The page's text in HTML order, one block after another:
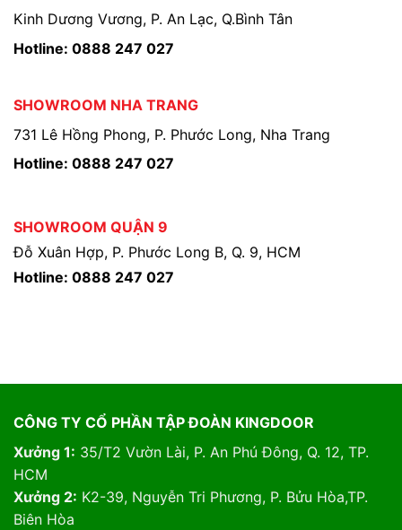
Kinh Dương Vương, P. An Lạc, Q.Bình Tân
Hotline: 0888 247 027
SHOWROOM NHA TRANG
731 Lê Hồng Phong, P. Phước Long, Nha Trang
Hotline: 0888 247 027
SHOWROOM QUẬN 9
Đỗ Xuân Hợp, P. Phước Long B, Q. 9, HCM
Hotline: 0888 247 027
CÔNG TY CỔ PHẦN TẬP ĐOÀN KINGDOOR
Xưởng 1: 35/T2 Vườn Lài, P. An Phú Đông, Q. 12, TP.
HCM
Xưởng 2: K2-39, Nguyễn Tri Phương, P. Bửu Hòa,TP.
Biên Hòa